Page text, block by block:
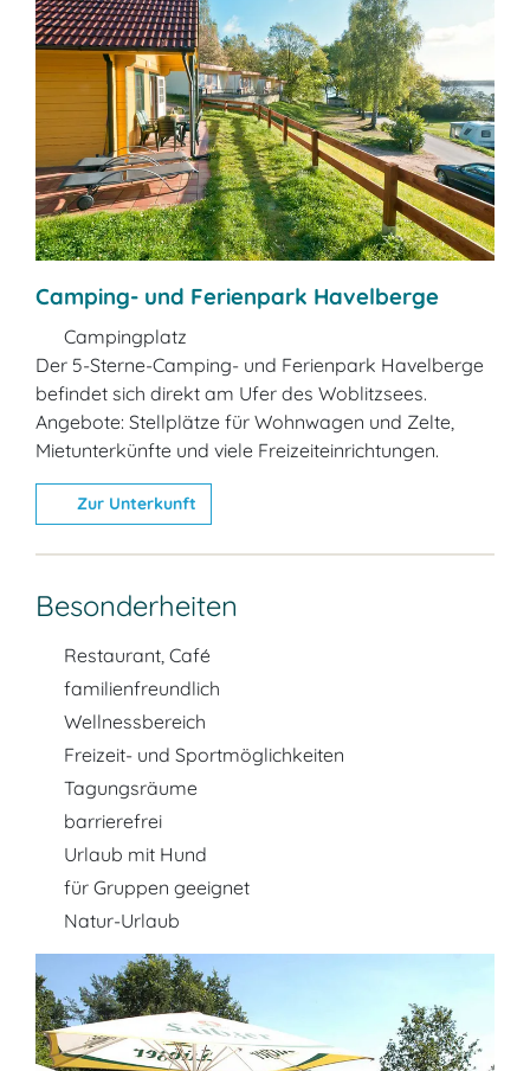
Camping- und Ferienpark Havelberge
Campingplatz
Der 5-Sterne-Camping- und Ferienpark Havelberge
befindet sich direkt am Ufer des Woblitzsees.
Angebote: Stellplätze für Wohnwagen und Zelte,
Mietunterkünfte und viele Freizeiteinrichtungen.
Zur Unterkunft
Besonderheiten
Restaurant, Café
familienfreundlich
Wellnessbereich
Freizeit- und Sportmöglichkeiten
Tagungsräume
barrierefrei
Urlaub mit Hund
für Gruppen geeignet
Natur-Urlaub